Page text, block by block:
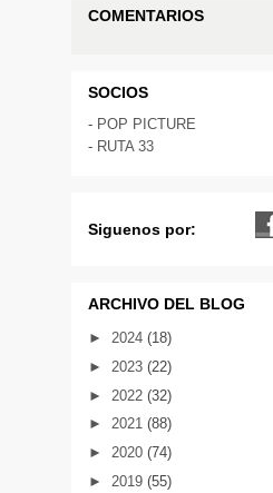
COMENTARIOS
SOCIOS
- POP PICTURE
- RUTA 33
Siguenos por:
ARCHIVO DEL BLOG
► 2024 (18)
► 2023 (22)
► 2022 (32)
► 2021 (88)
► 2020 (74)
► 2019 (55)